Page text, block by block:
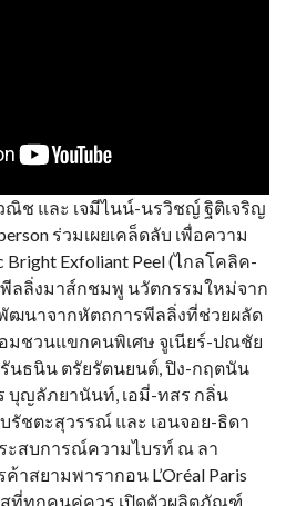
ช และ เจมีไนน์-นรวิชญ์ ฐิติเจริญ
ร่วมเผยเคล็ดลับ เพื่อความ
Bright Exfoliant Peel (ไกลโคลิค-
ลลิ่งมาส์กชมพู นวัตกรรมใหม่จาก
พัฒนาจากหัตถการพีลลิ่งที่ช่วยผลัด
มชวนแขกคนพิเศษ จูเนียร์-ปณชัย
รันธนิน ตรัยรัตนยนต์, ปิง-กฤตนัน
ญลัภยานันท์, เอมี่-ทสร กลิ่น
รัชตะสุวรรณ์ และ เอนจอย-ธิดา
ะสบการณ์ความไบรท์ ณ ลา
สยามพารากอน L’Oréal Paris
สที่ทุกคนคู่ควร เปิดตัวผลิตภัณฑ์